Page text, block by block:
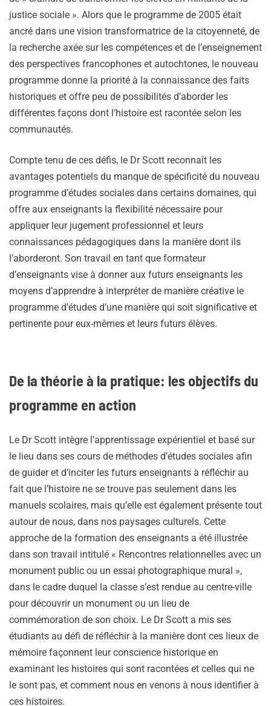
justice sociale ». Alors que le programme de 2005 était
ancré dans une vision transformatrice de la citoyenneté, de
la recherche axée sur les compétences et de l’enseignement
des perspectives francophones et autochtones, le nouveau
programme donne la priorité à la connaissance des faits
historiques et offre peu de possibilités d’aborder les
différentes façons dont l’histoire est racontée selon les
communautés.
Compte tenu de ces défis, le Dr Scott reconnaît les
avantages potentiels du manque de spécificité du nouveau
programme d’études sociales dans certains domaines, qui
offre aux enseignants la flexibilité nécessaire pour
appliquer leur jugement professionnel et leurs
connaissances pédagogiques dans la manière dont ils
l’aborderont. Son travail en tant que formateur
d’enseignants vise à donner aux futurs enseignants les
moyens d’apprendre à interpréter de manière créative le
programme d’études d’une manière qui soit significative et
pertinente pour eux-mêmes et leurs futurs élèves.
De la théorie à la pratique: les objectifs du
programme en action
Le Dr Scott intègre l’apprentissage expérientiel et basé sur
le lieu dans ses cours de méthodes d’études sociales afin
de guider et d’inciter les futurs enseignants à réfléchir au
fait que l’histoire ne se trouve pas seulement dans les
manuels scolaires, mais qu’elle est également présente tout
autour de nous, dans nos paysages culturels. Cette
approche de la formation des enseignants a été illustrée
dans son travail intitulé « Rencontres relationnelles avec un
monument public ou un essai photographique mural »,
dans le cadre duquel la classe s’est rendue au centre-ville
pour découvrir un monument ou un lieu de
commémoration de son choix. Le Dr Scott a mis ses
étudiants au défi de réfléchir à la manière dont ces lieux de
mémoire façonnent leur conscience historique en
examinant les histoires qui sont racontées et celles qui ne
le sont pas, et comment nous en venons à nous identifier à
ces histoires.